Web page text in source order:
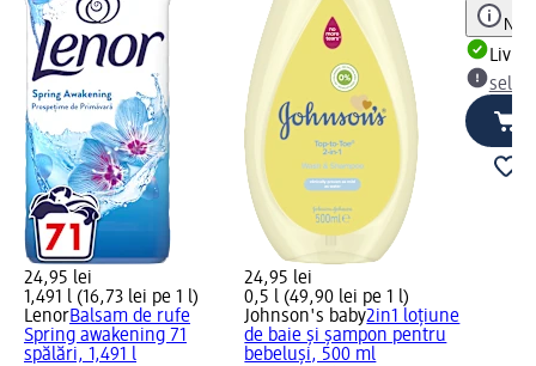
24,95 lei
1,491 l (16,73 lei pe 1 l)
LenorBalsam de rufe
Spring awakening 71
spălări, 1,491 l
24,95 lei
0,5 l (49,90 lei pe 1 l)
Johnson's baby2in1 loțiune
de baie și șampon pentru
bebeluși, 500 ml
Notă